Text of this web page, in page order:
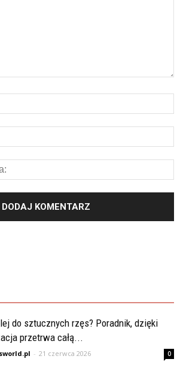
do sztucznych rzęs? Poradnik, dzięki
przetrwa całą...
- 21 czerwca 2026 0